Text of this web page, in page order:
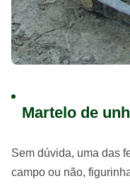
Martelo de
Sem dúvida, uma das
campo ou não,